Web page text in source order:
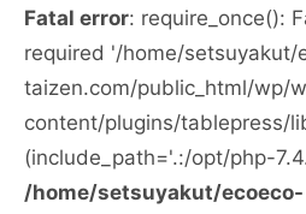
Fatal error: require_once():
required '/home/setsuyakut/
taizen.com/public_html/wp/
content/plugins/tablepress/
(include_path='.:/opt/php-
/home/setsuyakut/ecoeco-